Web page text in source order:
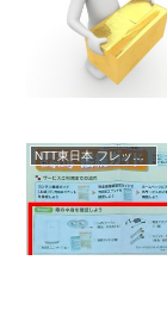
NTT東日本 フレッツ光 解約